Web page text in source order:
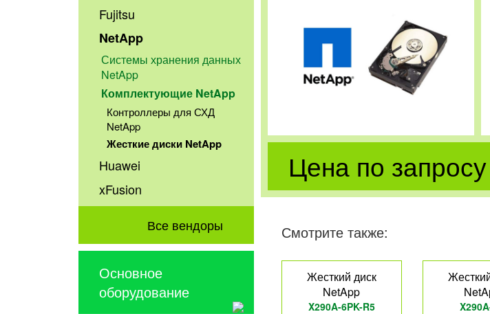
Fujitsu
NetApp
Системы хранения данных
NetApp
Комплектующие NetApp
Контроллеры для СХД
NetApp
Жесткие диски NetApp
Huawei
xFusion
Все вендоры
Основное
оборудование
Цена по запросу
Смотрите также:
Жесткий диск
NetApp
X290A-6PK-R5